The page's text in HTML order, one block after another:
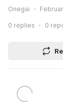
Onegai
0 replies 0